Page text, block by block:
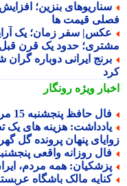
بنزین؛ افزایش
قیمت ها
سفر زمان؛ یک
حدود یک قرن قبل
ایرانی دوباره گران
ویژهرونگار
حافظ پنجشنبه 15 مرداد ماه 1405
هزینه های یک
پنهان پرونده گل گهر -
روزانه واقعی پنجشنبه 15 مرداد 1405
همه مردم، ایران
مالک باشگاه